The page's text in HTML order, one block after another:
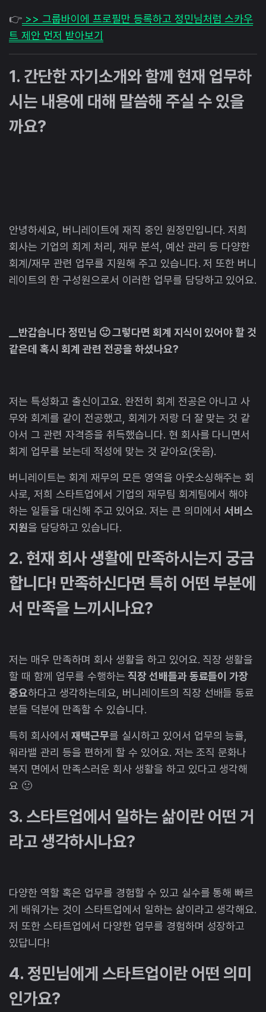
👉>> 그룹바이에 프로필만 등록하고 정민님처럼 스카우
트 제안 먼저 받아보기
1. 간단한 자기소개와 함께 현재 업무하
시는 내용에 대해 말씀해 주실 수 있을
까요?
안녕하세요, 버니레이트에 재직 중인 원정민입니다. 저희
회사는 기업의 회계 처리, 재무 분석, 예산 관리 등 다양한
회계/재무 관련 업무를 지원해 주고 있습니다. 저 또한 버니
레이트의 한 구성원으로서 이러한 업무를 담당하고 있어요.
__반갑습니다 정민님 🙂 그렇다면 회계 지식이 있어야 할 것
같은데 혹시 회계 관련 전공을 하셨나요?
저는 특성화고 출신이고요. 완전히 회계 전공은 아니고 사
무와 회계를 같이 전공했고, 회계가 저랑 더 잘 맞는 것 같
아서 그 관련 자격증을 취득했습니다. 현 회사를 다니면서
회계 업무를 보는데 적성에 맞는 것 같아요(웃음).
버니레이트는 회계 재무의 모든 영역을 아웃소싱해주는 회
사로, 저희 스타트업에서 기업의 재무팀 회계팀에서 해야
하는 일들을 대신해 주고 있어요. 저는 큰 의미에서서비스
지원을 담당하고 있습니다.
2. 현재 회사 생활에 만족하시는지 궁금
합니다! 만족하신다면 특히 어떤 부분에
서 만족을 느끼시나요?
저는 매우 만족하며 회사 생활을 하고 있어요. 직장 생활을
할 때 함께 업무를 수행하는 직장 선배들과 동료들이 가장
중요하다고 생각하는데요, 버니레이트의 직장 선배들 동료
분들 덕분에 만족할 수 있습니다.
특히 회사에서 재택근무를 실시하고 있어서 업무의 능률,
워라밸 관리 등을 편하게 할 수 있어요. 저는 조직 문화나
복지 면에서 만족스러운 회사 생활을 하고 있다고 생각해
요 🙂
3. 스타트업에서 일하는 삶이란 어떤 거
라고 생각하시나요?
다양한 역할 혹은 업무를 경험할 수 있고 실수를 통해 빠르
게 배워가는 것이 스타트업에서 일하는 삶이라고 생각해요.
저 또한 스타트업에서 다양한 업무를 경험하며 성장하고
있답니다!
4. 정민님에게 스타트업이란 어떤 의미
인가요?